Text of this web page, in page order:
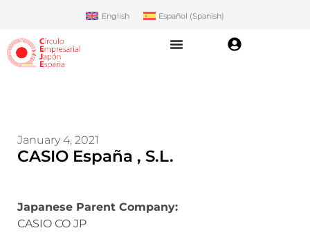
English Español (Spanish)
January 4, 2021
CASIO España , S.L.
Japanese Parent Company:
CASIO CO JP